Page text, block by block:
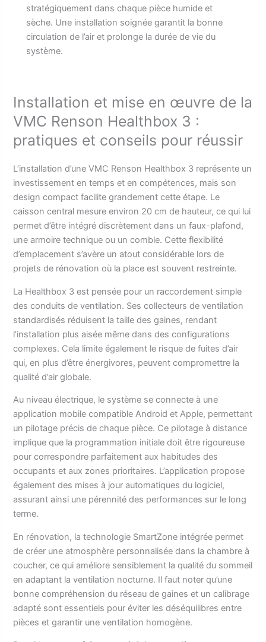
stratégiquement dans chaque pièce humide et
sèche. Une installation soignée garantit la bonne
circulation de l’air et prolonge la durée de vie du
système.
Installation et mise en œuvre de la
VMC Renson Healthbox 3 :
pratiques et conseils pour réussir
L’installation d’une VMC Renson Healthbox 3 représente un
investissement en temps et en compétences, mais son
design compact facilite grandement cette étape. Le
caisson central mesure environ 20 cm de hauteur, ce qui lui
permet d’être intégré discrètement dans un faux-plafond,
une armoire technique ou un comble. Cette flexibilité
d’emplacement s’avère un atout considérable lors de
projets de rénovation où la place est souvent restreinte.
La Healthbox 3 est pensée pour un raccordement simple
des conduits de ventilation. Ses collecteurs de ventilation
standardisés réduisent la taille des gaines, rendant
l’installation plus aisée même dans des configurations
complexes. Cela limite également le risque de fuites d’air
qui, en plus d’être énergivores, peuvent compromettre la
qualité d’air globale.
Au niveau électrique, le système se connecte à une
application mobile compatible Android et Apple, permettant
un pilotage précis de chaque pièce. Ce pilotage à distance
implique que la programmation initiale doit être rigoureuse
pour correspondre parfaitement aux habitudes des
occupants et aux zones prioritaires. L’application propose
également des mises à jour automatiques du logiciel,
assurant ainsi une pérennité des performances sur le long
terme.
En rénovation, la technologie SmartZone intégrée permet
de créer une atmosphère personnalisée dans la chambre à
coucher, ce qui améliore sensiblement la qualité du sommeil
en adaptant la ventilation nocturne. Il faut noter qu’une
bonne compréhension du réseau de gaines et un calibrage
adapté sont essentiels pour éviter les déséquilibres entre
pièces et garantir une ventilation homogène.